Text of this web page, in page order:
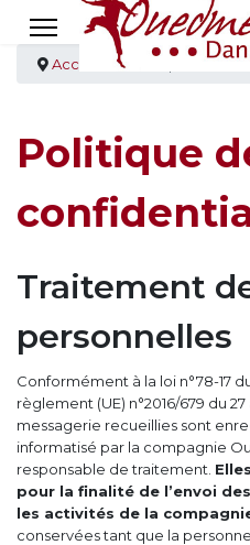
Accueil Politique de
Politique
Traitement
personnelles
Conformément à la loi n°78-17
règlement (UE) n°2016/679 du
messagerie recueillies sont
informatisé par la compagnie
responsable de traitement.
pour la finalité de l’envoi
les activités de la
conservées tant que la